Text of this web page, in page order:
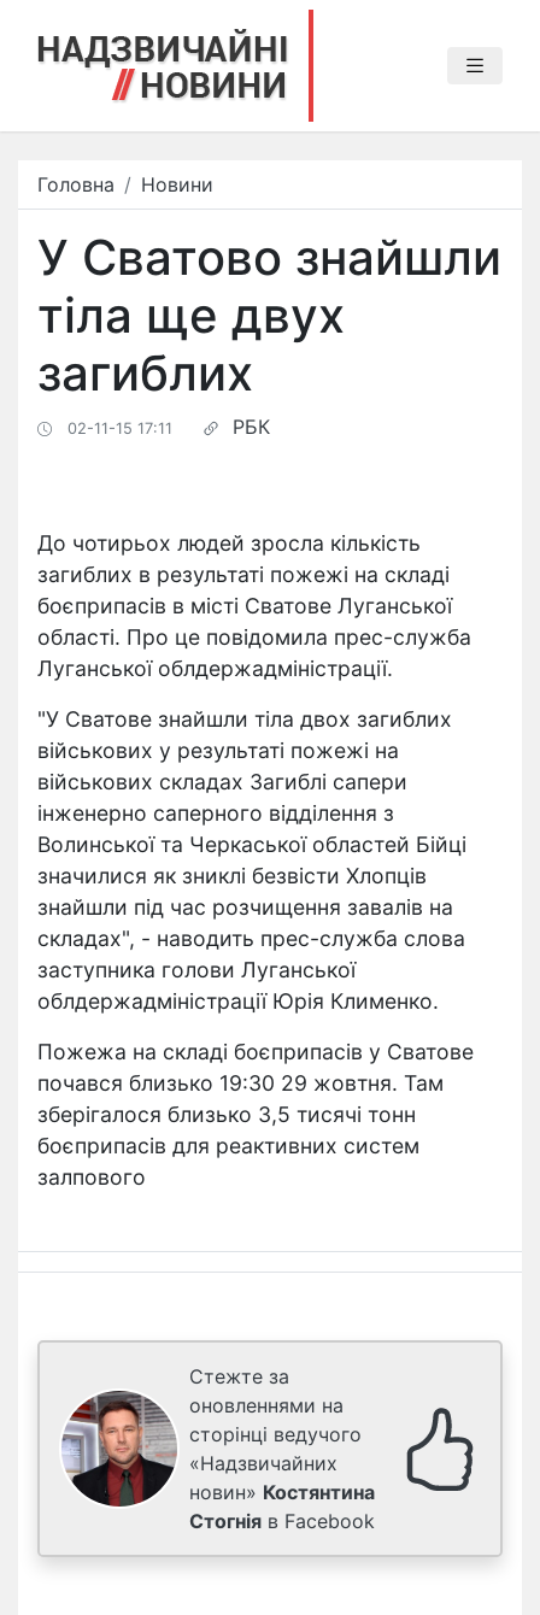
Головна Новини
У Сватово знайшли
тіла ще двух
загиблих
02-11-15 17:11 РБК
До чотирьох людей зросла кількість
загиблих в результаті пожежі на складі
боєприпасів в місті Сватове Луганської
області. Про це повідомила прес-служба
Луганської облдержадміністрації.
"У Сватове знайшли тіла двох загиблих
військових у результаті пожежі на
військових складах Загиблі сапери
інженерно саперного відділення з
Волинської та Черкаської областей Бійці
значилися як зниклі безвісти Хлопців
знайшли під час розчищення завалів на
складах", - наводить прес-служба слова
заступника голови Луганської
облдержадміністрації Юрія Клименко.
Пожежа на складі боєприпасів у Сватове
почався близько 19:30 29 жовтня. Там
зберігалося близько 3,5 тисячі тонн
боєприпасів для реактивних систем
залпового
Стежте за
оновленнями на
сторінці ведучого
«Надзвичайних
новин» Костянтина
Стогнія в Facebook